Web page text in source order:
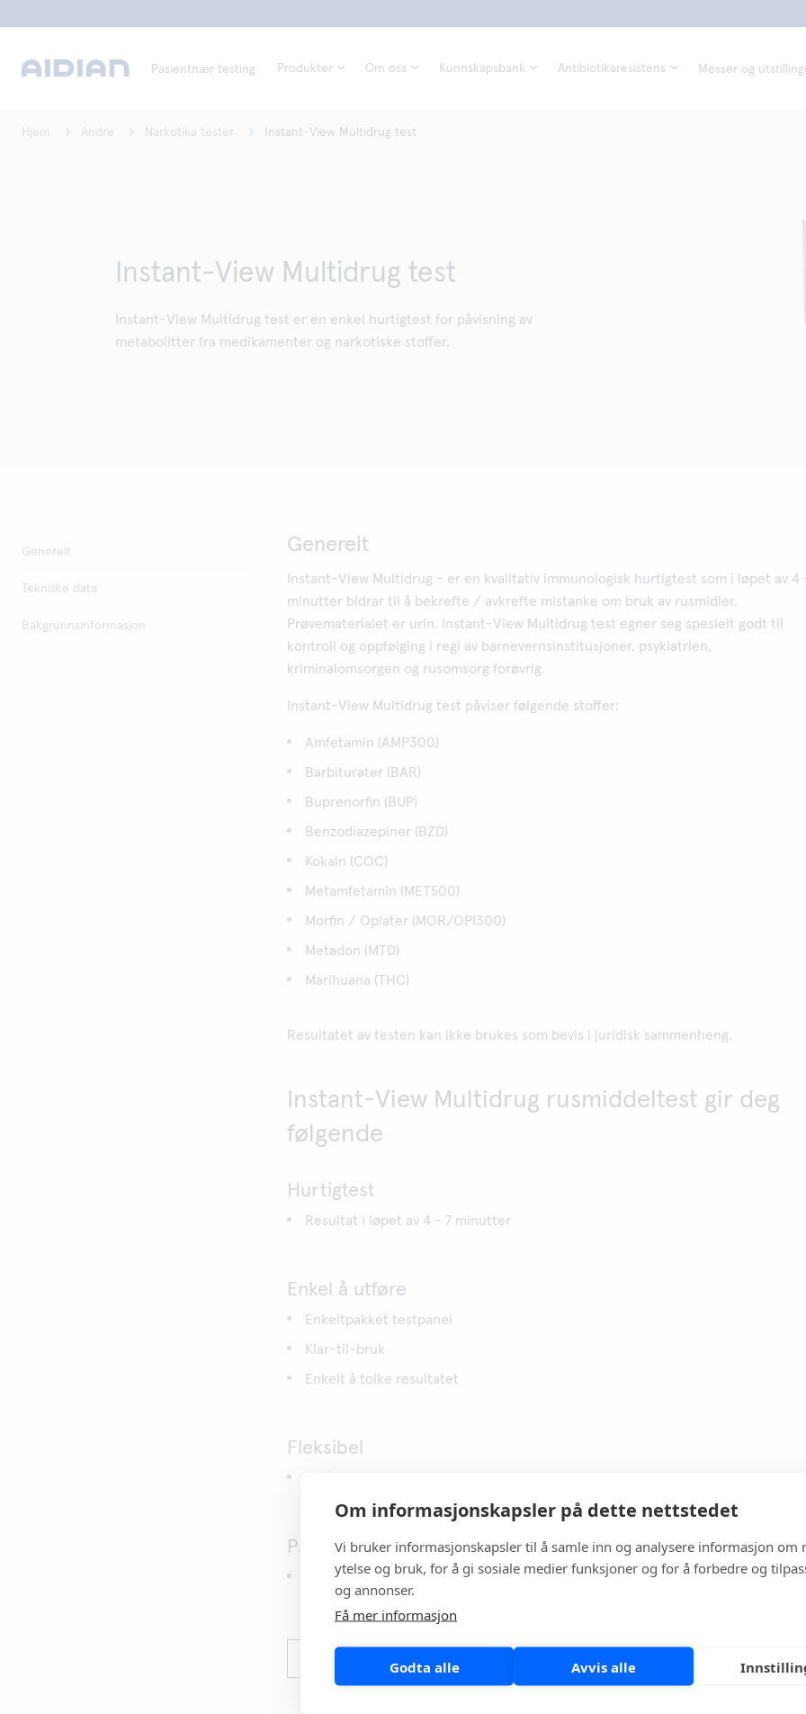
Om informasjonskapsler på dette nettstedet
Vi bruker informasjonskapsler til å samle inn og analysere informasjon om
ytelse og bruk, for å gi sosiale medier funksjoner og for å forbedre og
og annonser.
Få mer informasjon
Godta alle Avvis alle
Pasientnær testing Produkter Om oss Kunnskapsbank Antibiotikaresistens Messer og
Hjem Andre Narkotika tester Instant-View Multidrug test
Instant-View Multidrug test
Instant-View Multidrug test er en enkel hurtigtest for påvisning av
metabolitter fra medikamenter og narkotiske stoffer.
Generelt
Tekniske data
Bakgrunnsinformasjon
Generelt
Instant-View Multidrug - er en kvalitativ immunologisk hurtigtest som i løpet av 4
minutter bidrar til å bekrefte / avkrefte mistanke om bruk av rusmidler.
Prøvematerialet er urin. Instant-View Multidrug test egner seg spesielt godt til
kontroll og oppfølging i regi av barnevernsinstitusjoner, psykiatrien,
kriminalomsorgen og rusomsorg forøvrig.
Instant-View Multidrug test påviser følgende stoffer:
Amfetamin (AMP300)
Barbiturater (BAR)
Buprenorfin (BUP)
Benzodiazepiner (BZD)
Kokain (COC)
Metamfetamin (MET500)
Morfin / Opiater (MOR/OPI300)
Metadon (MTD)
Marihuana (THC)
Resultatet av testen kan ikke brukes som bevis i juridisk sammenheng.
Instant-View Multidrug rusmiddeltest gir deg
følgende
Hurtigtest
Resultat i løpet av 4 - 7 minutter
Enkel å utføre
Enkeltpakket testpanel
Klar-til-bruk
Enkelt å tolke resultatet
Fleksibel
Pålitelig
Innebygde kvalitetskontroller